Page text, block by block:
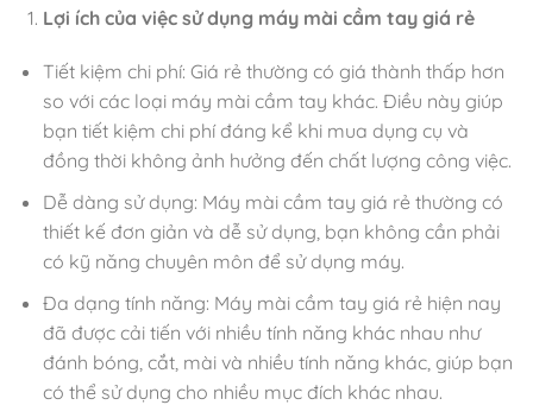
Lợi ích của việc sử dụng máy mài cầm tay giá rẻ
Tiết kiệm chi phí: Giá rẻ thường có giá thành thấp hơn
so với các loại máy mài cầm tay khác. Điều này giúp
bạn tiết kiệm chi phí đáng kể khi mua dụng cụ và
đồng thời không ảnh hưởng đến chất lượng công việc.
Dễ dàng sử dụng: Máy mài cầm tay giá rẻ thường có
thiết kế đơn giản và dễ sử dụng, bạn không cần phải
có kỹ năng chuyên môn để sử dụng máy.
Đa dạng tính năng: Máy mài cầm tay giá rẻ hiện nay
đã được cải tiến với nhiều tính năng khác nhau như
đánh bóng, cắt, mài và nhiều tính năng khác, giúp bạn
có thể sử dụng cho nhiều mục đích khác nhau.